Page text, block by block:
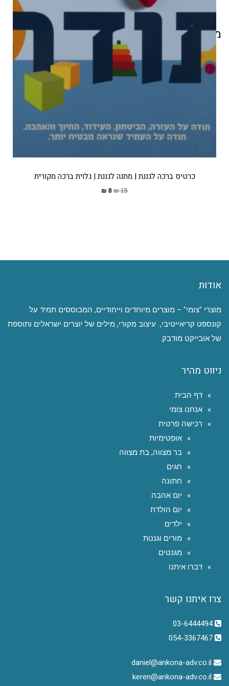
מוצרים קשורים
כרטיס ברכה לגננת | מתנה לגננת | גלוית ברכה מקורית
15
₪
8
₪
אודות
מוצרי "צומי" – מוצרים מיוחדים וייחודיים, המבוססים תמיד על
קונספט קריאייטיבי, עיצוב מקורי, מילים של יוצרים ישראלים ותוספת
של אובייקט מודבק.
ניווט מהיר
דף הבית
אנחנו צומי
רכישה פרטית
אופטימיות
בר מצווה, בת מצווה
חגים
חתונה
יום אהבה
יום הולדת
ילדים
מורים וגננות
מגנטים
דברו איתנו
צרו איתנו קשר
03-6444494
daniel@ankona-adv.co.il
keren@ankona-adv.co.il